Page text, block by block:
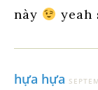
này
yeah
hựa hựa